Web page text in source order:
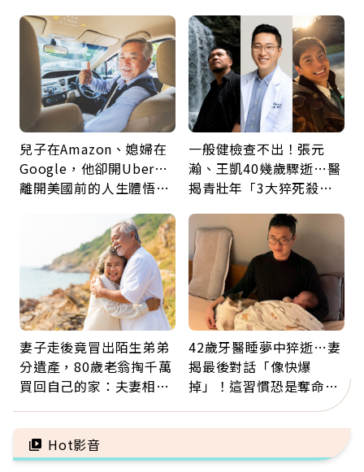
兒子在Amazon、媳婦在
Google，他卻開Uber…
離開美國前的人生體悟：
一般健檢查不出！張元
瀚、王凱40幾歲驟逝…醫
揭青壯年「3大猝死殺
雷
妻子走後竟冒出陌生弟弟
分遺產，80歲老翁掏千萬
買回自己的家：夫妻相守
42歲牙醫睡夢中猝逝…妻
揭最後對話「像快爆
掉」！這習慣恐是奪命原
因：沒有一份工作值得用
命交換
Hot影音